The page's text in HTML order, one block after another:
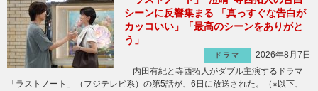
シーンに反響集まる 「真っすぐな告白が
カッコいい」「最高のシーンをありがと
う」
ドラマ
2026年8月7日
内田有紀と寺西拓人がダブル主演するドラマ
「ラストノート」（フジテレビ系）の第5話が、6日に放送された。（※以下、